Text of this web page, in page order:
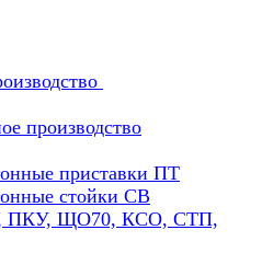
производство
приставки ПТ
стойки СВ
ПКУ, ЩО70, КСО, СТП,